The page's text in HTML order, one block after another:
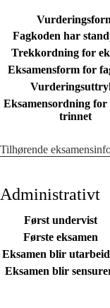
Fagkoden har
Trekkordning for
Eksamensform for
Eksamensordning for
trinnet
Tilhørende
Administrativt
Først undervist
Første eksamen
Eksamen blir
Eksamen blir